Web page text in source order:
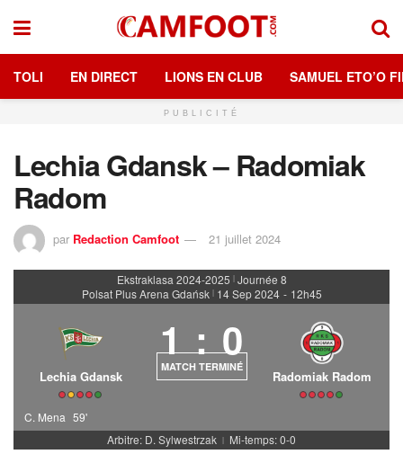
TOLI EN DIRECT LIONS EN CLUB SAMUEL ETO’O
PUBLICITÉ
Lechia Gdansk – Radomiak
Radom
par Redaction Camfoot 21 juillet 2024
Ekstraklasa 2024-2025 | Journée 8
Polsat Plus Arena Gdańsk | 14 Sep 2024 - 12h45
Lechia Gdansk
1 : 0
MATCH TERMINÉ
Radomiak Radom
C. Mena 59'
Arbitre: D. Sylwestrzak | Mi-temps: 0-0